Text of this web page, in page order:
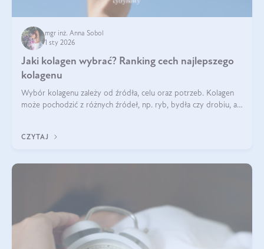
mgr inż. Anna Sobol
1 sty 2026
Jaki kolagen wybrać? Ranking cech najlepszego
kolagenu
Wybór kolagenu zależy od źródła, celu oraz potrzeb. Kolagen
może pochodzić z różnych źródeł, np. ryb, bydła czy drobiu, a
bydlęcy.
CZYTAJ